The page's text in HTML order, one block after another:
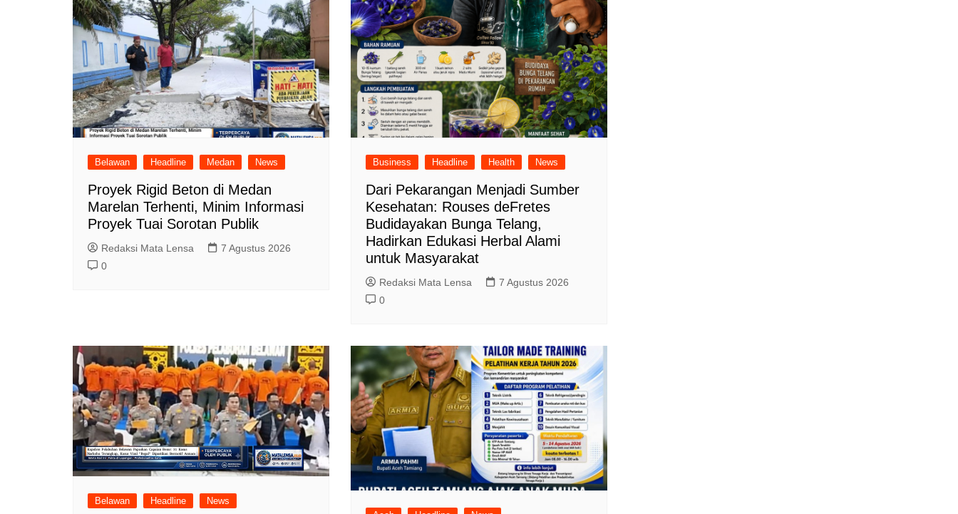
Belawan Headline Medan News
Proyek Rigid Beton di Medan
Marelan Terhenti, Minim Informasi
Proyek Tuai Sorotan Publik
Redaksi Mata Lensa
7 Agustus 2026
0
Business Headline Health News
Dari Pekarangan Menjadi Sumber
Kesehatan: Rouses deFretes
Budidayakan Bunga Telang,
Hadirkan Edukasi Herbal Alami
untuk Masyarakat
Redaksi Mata Lensa
7 Agustus 2026
0
Belawan Headline
News